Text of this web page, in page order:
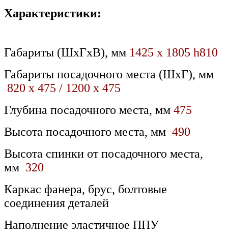
Характеристики:
Габариты (ШхГхВ), мм 1425 х 1805 h810
Габариты посадочного места (ШхГ), мм
820 x 475 / 1200 x 475
Глубина посадочного места, мм 475
Высота посадочного места, мм 490
Высота спинки от посадочного места,
мм 320
Каркас фанера, брус, болтовые
соединения деталей
Наполнение эластичное ППУ